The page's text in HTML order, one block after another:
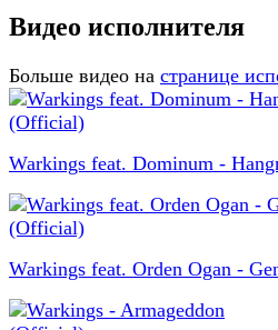
Видео исполнителя
Больше видео на странице
Warkings feat. Dominum -
Warkings feat. Orden Ogan -